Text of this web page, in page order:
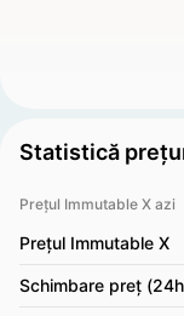
Statistică
Prețul Immutable X azi
Prețul Immutable X
Schimbare preț